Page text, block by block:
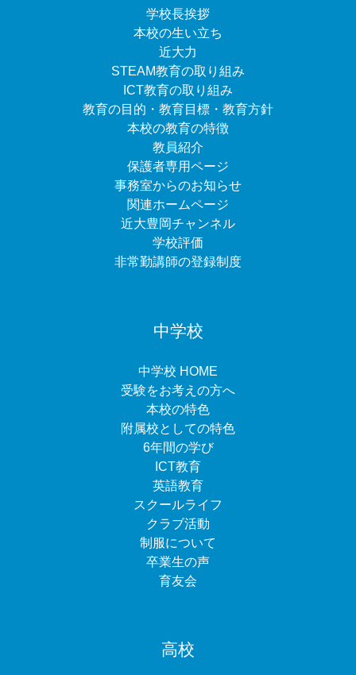
学校長挨拶
本校の生い立ち
近大力
STEAM教育の取り組み
ICT教育の取り組み
教育の目的・教育目標・教育方針
本校の教育の特徴
教員紹介
保護者専用ページ
事務室からのお知らせ
関連ホームページ
近大豊岡チャンネル
学校評価
非常勤講師の登録制度
中学校
中学校 HOME
受験をお考えの方へ
本校の特色
附属校としての特色
6年間の学び
ICT教育
英語教育
スクールライフ
クラブ活動
制服について
卒業生の声
育友会
高校